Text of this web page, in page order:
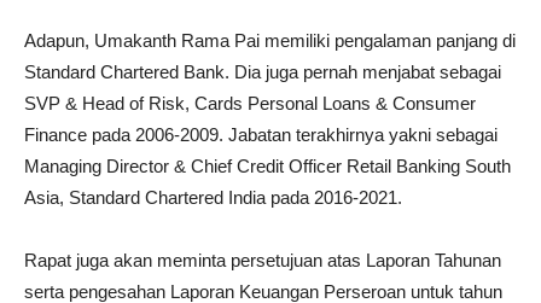
Adapun, Umakanth Rama Pai memiliki pengalaman panjang di
Standard Chartered Bank. Dia juga pernah menjabat sebagai
SVP & Head of Risk, Cards Personal Loans & Consumer
Finance pada 2006-2009. Jabatan terakhirnya yakni sebagai
Managing Director & Chief Credit Officer Retail Banking South
Asia, Standard Chartered India pada 2016-2021.
Rapat juga akan meminta persetujuan atas Laporan Tahunan
serta pengesahan Laporan Keuangan Perseroan untuk tahun